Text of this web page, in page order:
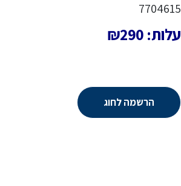
7704615
עלות: ₪290
הרשמה לחוג